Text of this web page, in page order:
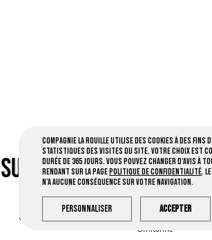
FB •CLIC•CONTACT
Compagnie la Rouille © 2026 Tous droits réservés -
Ornitorinc
Compagnie la Rouille utilise des cookies à des fins
statistiques des visites du site. Votre choix est
durée de 365 jours. Vous pouvez changer d’avis à
rendant sur la page Politique de confidentialité.
n’a aucune conséquence sur votre navigation.
Personnaliser Accepter